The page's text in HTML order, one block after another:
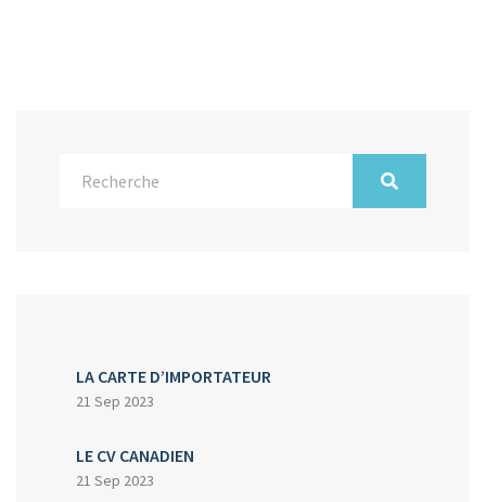
LA CARTE D’IMPORTATEUR
21 Sep 2023
LE CV CANADIEN
21 Sep 2023